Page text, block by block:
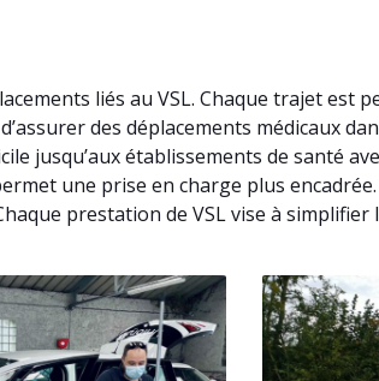
liés au VSL. Chaque trajet est
des déplacements médicaux
jusqu’aux établissements de santé
une prise en charge plus
prestation de VSL vise à simplifier